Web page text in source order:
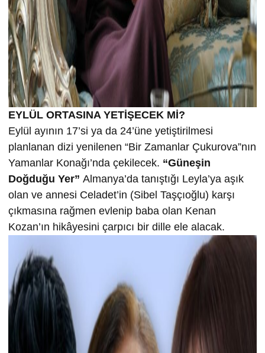
EYLÜL ORTASINA YETİŞECEK Mİ?
Eylül ayının 17’si ya da 24’üne yetiştirilmesi
planlanan dizi yenilenen “Bir Zamanlar Çukurova”nın
Yamanlar Konağı’nda çekilecek. “Güneşin
Doğduğu Yer” Almanya’da tanıştığı Leyla’ya aşık
olan ve annesi Celadet’in (Sibel Taşçıoğlu) karşı
çıkmasına rağmen evlenip baba olan Kenan
Kozan’ın hikâyesini çarpıcı bir dille ele alacak.